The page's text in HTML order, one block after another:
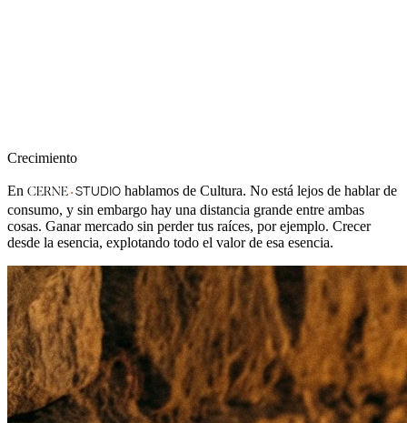
Crecimiento
En CERNE·STUDIO hablamos de Cultura. No está lejos de hablar de
consumo, y sin embargo hay una distancia grande entre ambas
cosas. Ganar mercado sin perder tus raíces, por ejemplo. Crecer
desde la esencia, explotando todo el valor de esa esencia.